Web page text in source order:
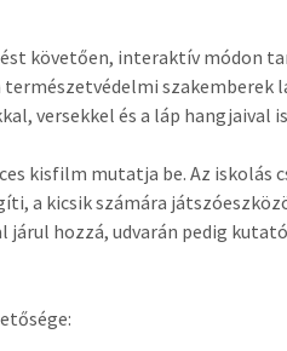
követően, interaktív módon
versekkel és a láp hangjaival
kisfilm mutatja be. Az
a kicsik számára
hozzá, udvarán pedig